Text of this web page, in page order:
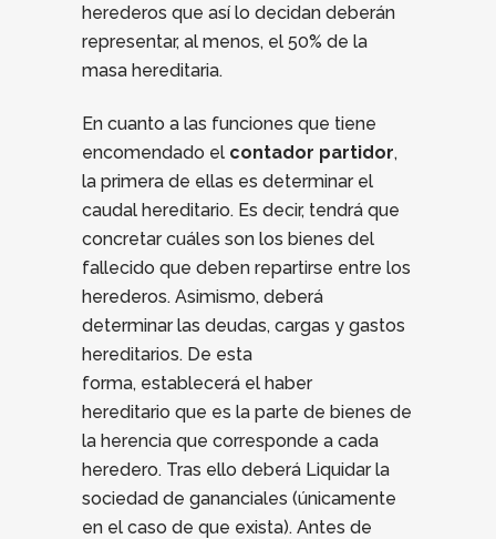
herederos que así lo decidan deberán
representar, al menos, el 50% de la
masa hereditaria.
En cuanto a las funciones que tiene
encomendado el contador partidor,
la primera de ellas es determinar el
caudal hereditario. Es decir, tendrá que
concretar cuáles son los bienes del
fallecido que deben repartirse entre los
herederos. Asimismo, deberá
determinar las deudas, cargas y gastos
hereditarios. De esta
forma, establecerá el haber
hereditario que es la parte de bienes de
la herencia que corresponde a cada
heredero. Tras ello deberá Liquidar la
sociedad de gananciales (únicamente
en el caso de que exista). Antes de